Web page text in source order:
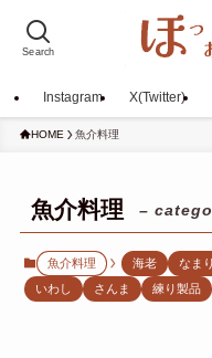
Search
Instagram X(Twitter)
HOME 魚介料理
魚介料理 –
魚介料理 海老 なま
いわし
さんま 練り製品